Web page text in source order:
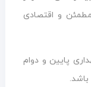
و اقتصادی
پایین و دوام